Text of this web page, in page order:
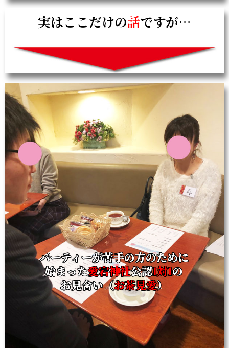
実はここだけの話ですが…
パーティーが苦手の方のために
始まった愛宕神社公認1対1の
お見合い（お茶見愛）